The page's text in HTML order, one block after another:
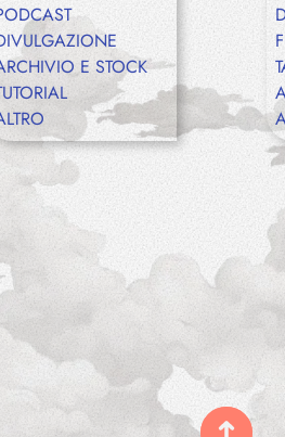
Eventi
Contatti
E STOCK